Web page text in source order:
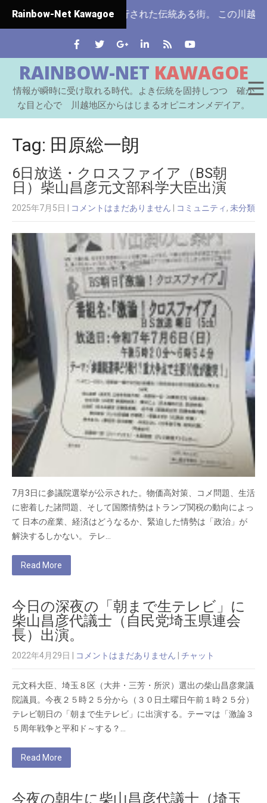
Rainbow-Net Kawagoe
ではじめて市制施行された伝統ある街。 この川越をはじめ
RAINBOW-NET KAWAGOE
情報が瞬時に受け取れる時代。よき伝統を固持しつつ 確か
な目と心で 川越地区からはじまるオピニオンメデイア。
Tag: 田原総一朗
6日放送・クロスファイア（BS朝
日）柴山昌彦元文部科学大臣出演
2025年7月5日 コメントはまだありません コミュニティ , 未分類
7月3日に参議院選挙が公示された。物価高対策、コメ問題、生活
に密着した諸問題、そして国際情勢はトランプ関税の動向によっ
て 日本の産業、経済はどうなるか、緊迫した情勢は「政治」が
解決するしかない。 テレ…
Read More
今日の深夜の「朝まで生テレビ」に
柴山昌彦代議士（自民党埼玉県連会
長）出演。
2022年4月29日 コメントはまだありません チャット
元文科大臣、埼玉８区（大井・三芳・所沢）選出の柴山昌彦衆議
院議員。今夜２５時２５分から（３０日土曜日午前１時２５分）
テレビ朝日の「朝まで生テレビ」に出演する。テーマは「激論３
５周年戦争と平和ド～する？…
Read More
今夜の朝生に柴山昌彦代議士（埼玉